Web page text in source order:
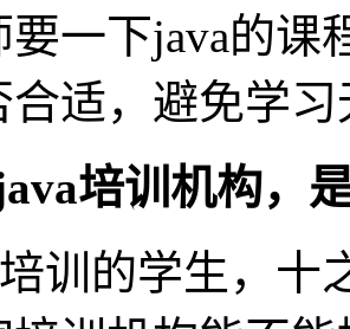
要一下java的课
合适，避免学
培训机构，
训的学生，十